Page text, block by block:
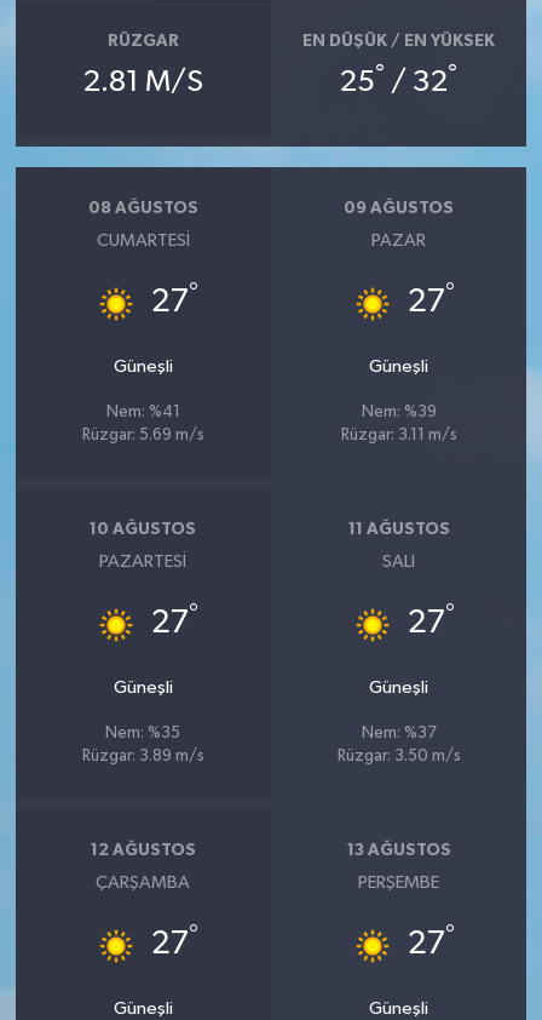
RÜZGAR
2.81 M/S
EN DÜŞÜK / EN YÜKSEK
25° / 32°
08 AĞUSTOS
CUMARTESI
27°
Güneşli
Nem: %41
Rüzgar: 5.69 m/s
09 AĞUSTOS
PAZAR
27°
Güneşli
Nem: %39
Rüzgar: 3.11 m/s
10 AĞUSTOS
PAZARTESI
27°
Güneşli
Nem: %35
Rüzgar: 3.89 m/s
11 AĞUSTOS
SALI
27°
Güneşli
Nem: %37
Rüzgar: 3.50 m/s
12 AĞUSTOS
ÇARŞAMBA
27°
Güneşli
13 AĞUSTOS
PERŞEMBE
27°
Güneşli